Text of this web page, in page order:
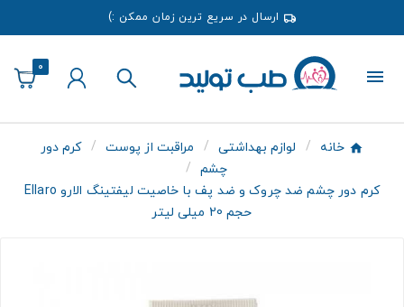
ارسال در سریع ترین زمان ممکن :)
0
خانه لوازم بهداشتی مراقبت از پوست
کرم دور
چشم
کرم دور چشم ضد چروک و ضد پف با خاصیت لیفتینگ الارو Ellaro
حجم 20 میلی لیتر